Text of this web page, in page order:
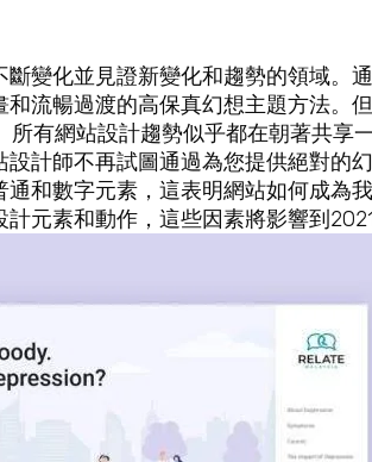
變化並見證新變化和趨勢的領域。
流暢過渡的高保真幻想主題方法。
所有網站設計趨勢似乎都在朝著共享
計師不再試圖通過為您提供絕對的
和數字元素，這表明網站如何成為
元素和動作，這些因素將影響到